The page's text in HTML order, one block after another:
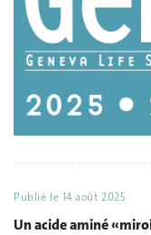
Publié le 14 août 2025
Un acide aminé